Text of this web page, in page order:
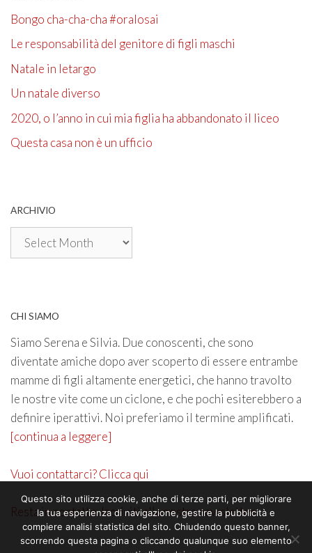
Bongo cha-cha-cha #oralosai
Le responsabilità del genitore di figli maschi
Natale in letargo
Un natale diverso
2020, o l’anno in cui mia figlia ha abbandonato il liceo
Questa casa non è un ufficio
ARCHIVIO
Archivio
CHI SIAMO
Siamo Serena e Silvia. Due conoscenti, che sono
diventate amiche dopo aver scoperto di essere entrambe
mamme di figli altamente energetici, che hanno travolto
le nostre vite come un ciclone, e che pochi esiterebbero a
definire iperattivi. Noi preferiamo il termine amplificati.
[continua a leggere]
Vuoi contattarci? Clicca qui
Resta in contatto. Iscriviti alla nostra newsletter
Questo sito utilizza cookie, anche di terze parti, per migliorare
la tua esperienza di navigazione, gestire la pubblicità e
compiere analisi statistica del sito. Chiudendo questo banner,
scorrendo questa pagina o cliccando qualunque suo elemento